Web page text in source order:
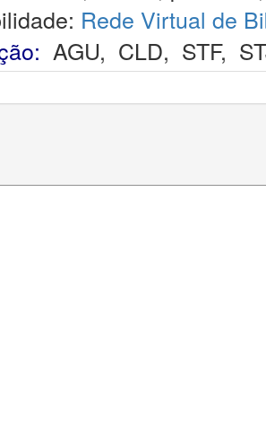
Rede Virtual de
AGU, CLD, STF,